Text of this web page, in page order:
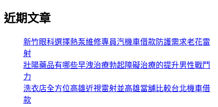
近期文章
新竹眼科選擇熱泵維修專員汽機車借款防護需求老花雷
射
壯陽藥品有哪些早洩治療勃起障礙治療的提升男性戰鬥
力
洗衣店全方位高雄近視雷射並高雄當舖比較台北機車借
款